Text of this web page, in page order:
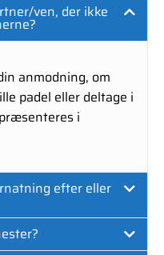
ven, der ikke
anmodning, om
padel eller deltage i
i
efter eller